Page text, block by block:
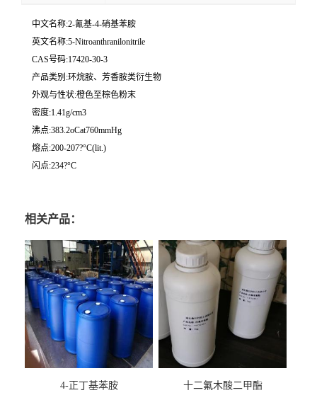
中文名称:2-氰基-4-硝基苯胺
英文名称:5-Nitroanthranilonitrile
CAS号码:17420-30-3
产品类别:环烷胺、芳香胺类衍生物
外观与性状:橙色至棕色粉末
密度:1.41g/cm3
沸点:383.2oCat760mmHg
熔点:200-207?°C(lit.)
闪点:234?°C
相关产品：
4-正丁基苯胺 十二氟木酸二甲酯